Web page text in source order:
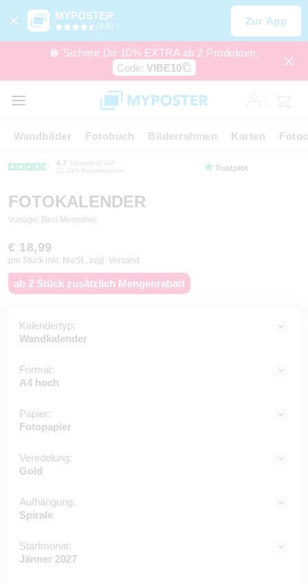
MYPOSTER
(4,6) Zur App
🪩 Sichere Dir 10% EXTRA ab 2 Produkten.
Code: VIBE10
Wandbilder Fotobuch Bilderrahmen Karten
4.7
basierend auf
21 285 Rezensionen
FOTOKALENDER
Vorlage: Best Memories
€ 18,99
pro Stück inkl. MwSt., zzgl. Versand
ab 2 Stück zusätzlich Mengenrabatt
Kalendertyp:
Wandkalender
Format:
A4 hoch
Papier:
Fotopapier
Veredelung:
Gold
Aufhängung:
Spirale
Startmonat:
Jänner 2027